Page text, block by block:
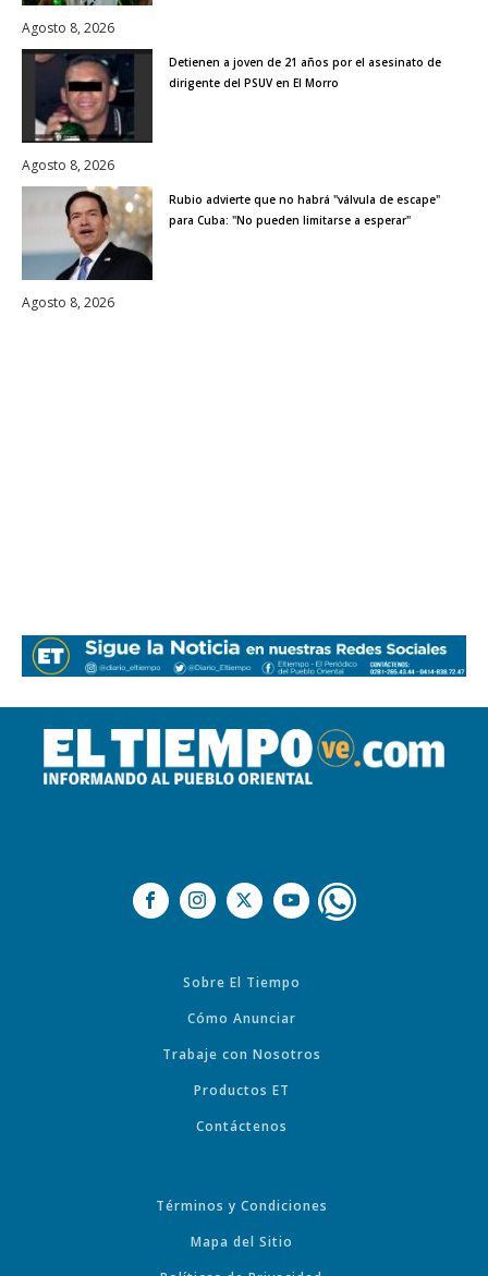
Agosto 8, 2026
Detienen a joven de 21 años por el asesinato de
dirigente del PSUV en El Morro
Agosto 8, 2026
Rubio advierte que no habrá "válvula de escape"
para Cuba: "No pueden limitarse a esperar"
Agosto 8, 2026
Sobre El Tiempo
Cómo Anunciar
Trabaje con Nosotros
Productos ET
Contáctenos
Términos y Condiciones
Mapa del Sitio